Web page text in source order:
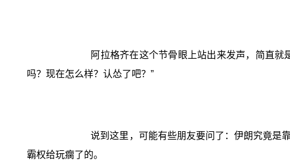
阿拉格齐在这个节骨眼上站出来发声，简直
吗？现在怎么样？认怂了吧？”
说到这里，可能有些朋友要问了：伊朗究竟是
霸权给玩瘸了的。